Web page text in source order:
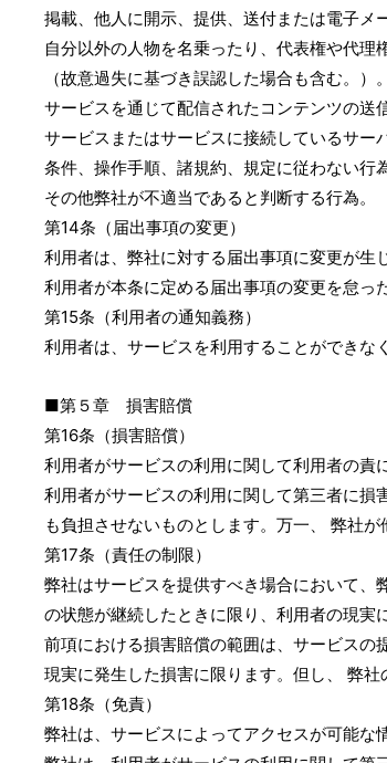
掲載、他人に開示、提供、送付または電子メ
自分以外の人物を名乗ったり、代表権や代
（故意過失に基づき誤認した場合も含む。）。
サービスを通じて配信されたコンテンツの送
サービスまたはサービスに接続しているサ
条件、操作手順、諸規約、規定に従わない行為
その他弊社が不適当であると判断する行為。
第14条（届出事項の変更）
利用者は、弊社に対する届出事項に変更が生
利用者が本条に定める届出事項の変更を怠っ
第15条（利用者の通知義務）
利用者は、サービスを利用することができな
■第５章 損害賠償
第16条（損害賠償）
利用者がサービスの利用に関して利用者の責
利用者がサービスの利用に関して第三者に
も負担させないものとします。万一、 弊社
第17条（責任の制限）
弊社はサービスを提供すべき場合において
の状態が継続したときに限り、利用者の現実
前項における損害賠償の範囲は、サービスの
現実に発生した損害に限ります。但し、 弊
第18条（免責）
弊社は、サービスによってアクセスが可能な